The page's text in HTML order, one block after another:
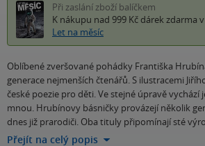
Při zaslání zboží balíčkem
K nákupu nad 999 Kč dárek zdarma
Let na měsíc
Oblíbené zveršované pohádky Františka
generace nejmenších čtenářů. S ilustracemi
české poezie pro děti. Ve stejné úpravě vychází
mnou. Hrubínovy básničky provázejí několik
dnes již prarodiči. Oba tituly připomínají sté
Přejít na celý popis